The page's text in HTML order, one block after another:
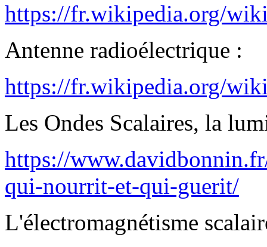
https://fr.wikipedia.org/
Antenne radioélectrique :
https://fr.wikipedia.org/
Les Ondes Scalaires, la
https://
qui-nourrit-et-qui-guerit/
L'électromagnétisme